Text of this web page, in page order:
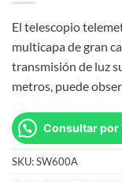
El telescopio
multicapa de gran
transmisión de luz
metros, puede
Consultar por
SKU:SW600A